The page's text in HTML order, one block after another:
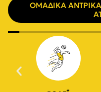
ΟΜΑΔΙΚΑ